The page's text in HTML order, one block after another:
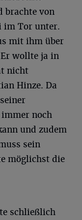
brachte von
im Tor unter.
mit ihm über
wollte ja in
nicht
Hinze. Da
noch
und zudem
sein
möglichst die
schließlich